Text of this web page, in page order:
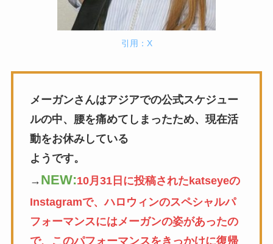
引用：X
メーガンさんはアジアでの公式スケジュー
ルの中、腰を痛めてしまったため、現在活
動をお休みしている
ようです。
→ NEW:10月31日に投稿されたkatseyeの
Instagramで、ハロウィンのスペシャルパ
フォーマンスにはメーガンの姿があったの
で、このパフォーマンスをきっかけに復帰